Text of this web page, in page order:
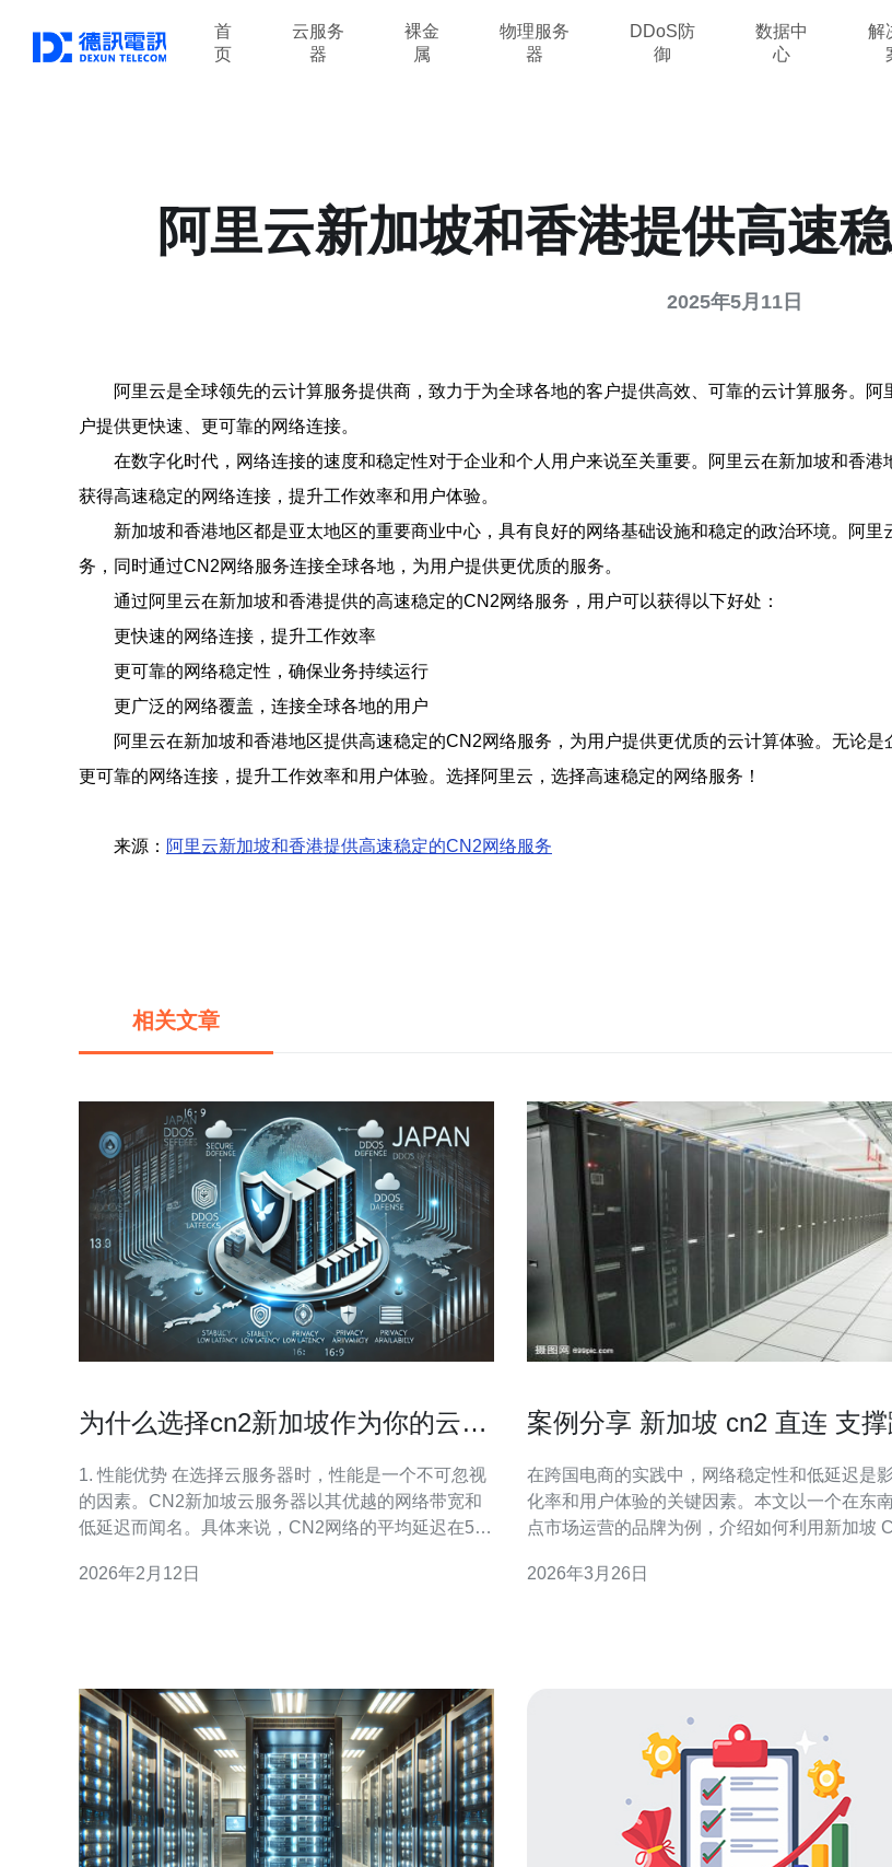
首
页
云服务
器
裸金
属
物理服务
器
DDoS防
御
数据中
心
解
阿里云新加坡和香港提供高速
2025年5月11日
阿里云是全球领先的云计算服务提供商，致力于为全球各地的客户提供高效、可靠的云计算服务。
户提供更快速、更可靠的网络连接。
在数字化时代，网络连接的速度和稳定性对于企业和个人用户来说至关重要。阿里云在新加坡和香
获得高速稳定的网络连接，提升工作效率和用户体验。
新加坡和香港地区都是亚太地区的重要商业中心，具有良好的网络基础设施和稳定的政治环境。阿
务，同时通过CN2网络服务连接全球各地，为用户提供更优质的服务。
通过阿里云在新加坡和香港提供的高速稳定的CN2网络服务，用户可以获得以下好处：
更快速的网络连接，提升工作效率
更可靠的网络稳定性，确保业务持续运行
更广泛的网络覆盖，连接全球各地的用户
阿里云在新加坡和香港地区提供高速稳定的CN2网络服务，为用户提供更优质的云计算体验。无论
更可靠的网络连接，提升工作效率和用户体验。选择阿里云，选择高速稳定的网络服务！
来源： 阿里云新加坡和香港提供高速稳定的CN2网络服务
相关文章
为什么选择cn2新加坡作为你的云服
1. 性能优势 在选择云服务器时，性能是一个不可忽视
的因素。CN2新加坡云服务器以其优越的网络带宽和
低延迟而闻名。具体来说，CN2网络的平均延迟在50-
为重要。 此外，CN2新加坡云服务器通常提供更高的
2026年2月12日
案例分享 新加坡 cn2 直连 支撑
在跨国电商的实践中，网络稳定性和低延迟是
化率和用户体验的关键因素。本文以一个在东
点市场运营的品牌为例，介绍如何利用新加坡
增长与稳定运营。 案例背景：客户为一家面向
2026年3月26日